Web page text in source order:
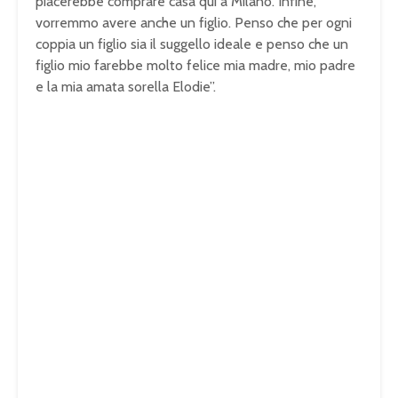
vorremmo avere anche un figlio. Penso che per ogni
coppia un figlio sia il suggello ideale e penso che un
figlio mio farebbe molto felice mia madre, mio padre
e la mia amata sorella Elodie”.